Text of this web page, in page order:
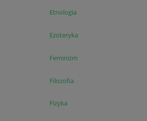
Etnologia
Ezoteryka
Feminizm
Filozofia
Fizyka